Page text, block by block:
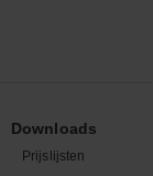
Downloads
Prijslijsten